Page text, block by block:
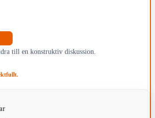
till en konstruktiv diskussion.